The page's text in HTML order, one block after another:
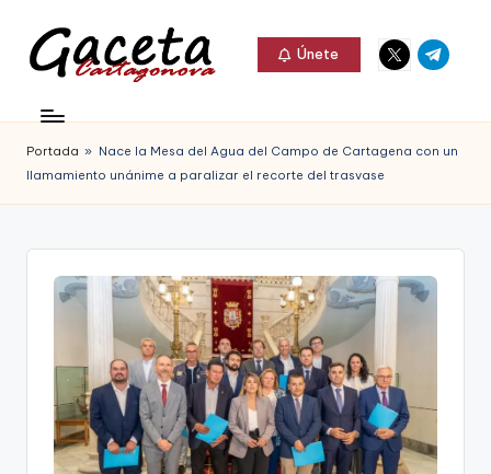
Saltar
contenido
c
e
t
Gaceta
Cartagonova,
La
que
Cartagena,
Únete
Elemento
del
Elemento
del
Portada » Nace la Mesa del Agua del Campo de Cartagena con un
llamamiento unánime a paralizar el recorte del trasvase